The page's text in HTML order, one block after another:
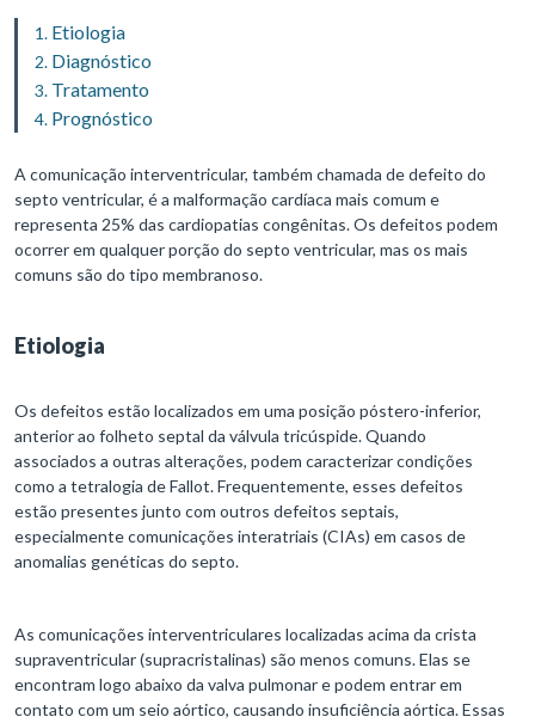
Etiologia
Diagnóstico
Tratamento
Prognóstico
A comunicação interventricular, também chamada de defeito do
septo ventricular, é a malformação cardíaca mais comum e
representa 25% das cardiopatias congênitas. Os defeitos podem
ocorrer em qualquer porção do septo ventricular, mas os mais
comuns são do tipo membranoso.
Etiologia
Os defeitos estão localizados em uma posição póstero-inferior,
anterior ao folheto septal da válvula tricúspide. Quando
associados a outras alterações, podem caracterizar condições
como a tetralogia de Fallot. Frequentemente, esses defeitos
estão presentes junto com outros defeitos septais,
especialmente comunicações interatriais (CIAs) em casos de
anomalias genéticas do septo.
As comunicações interventriculares localizadas acima da crista
supraventricular (supracristalinas) são menos comuns. Elas se
encontram logo abaixo da valva pulmonar e podem entrar em
contato com um seio aórtico, causando insuficiência aórtica. Essas